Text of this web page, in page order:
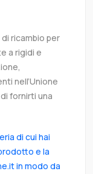
ricambio per
a rigidi e
nell’Unione
fornirti una
di cui hai
e la
in modo da